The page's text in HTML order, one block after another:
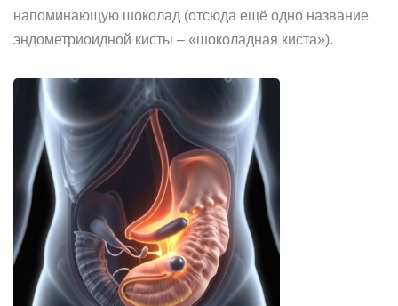
напоминающую шоколад (отсюда ещё одно название
эндометриоидной кисты – «шоколадная киста»).